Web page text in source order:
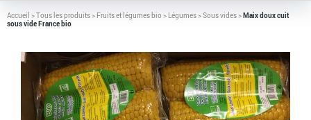
Accueil >Tous les produits> Fruits et légumes bio > Légumes>Sous vides>Maix doux cuit
sous vide France bio